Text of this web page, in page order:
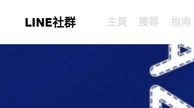
LINE社群 主頁 搜尋 指南